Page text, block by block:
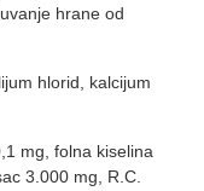
hrane od
hlorid, kalcijum
mg, folna kiselina
3.000 mg, R.C.